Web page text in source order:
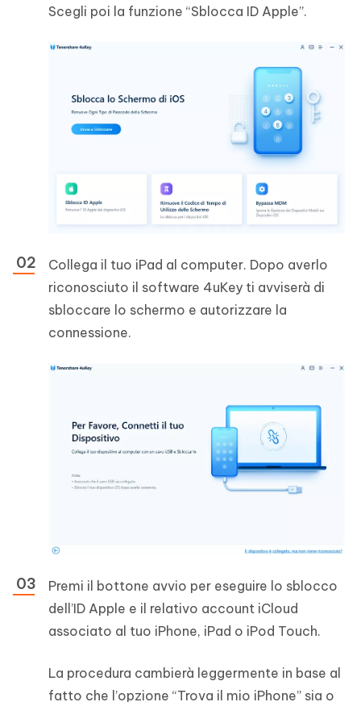
Scegli poi la funzione “Sblocca ID Apple”.
Collega il tuo iPad al computer. Dopo averlo
riconosciuto il software 4uKey ti avviserà di
sbloccare lo schermo e autorizzare la
connessione.
Premi il bottone avvio per eseguire lo sblocco
dell’ID Apple e il relativo account iCloud
associato al tuo iPhone, iPad o iPod Touch.
La procedura cambierà leggermente in base al
fatto che l’opzione “Trova il mio iPhone” sia o